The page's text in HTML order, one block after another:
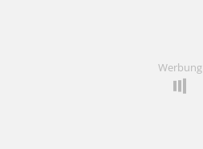
Werbung